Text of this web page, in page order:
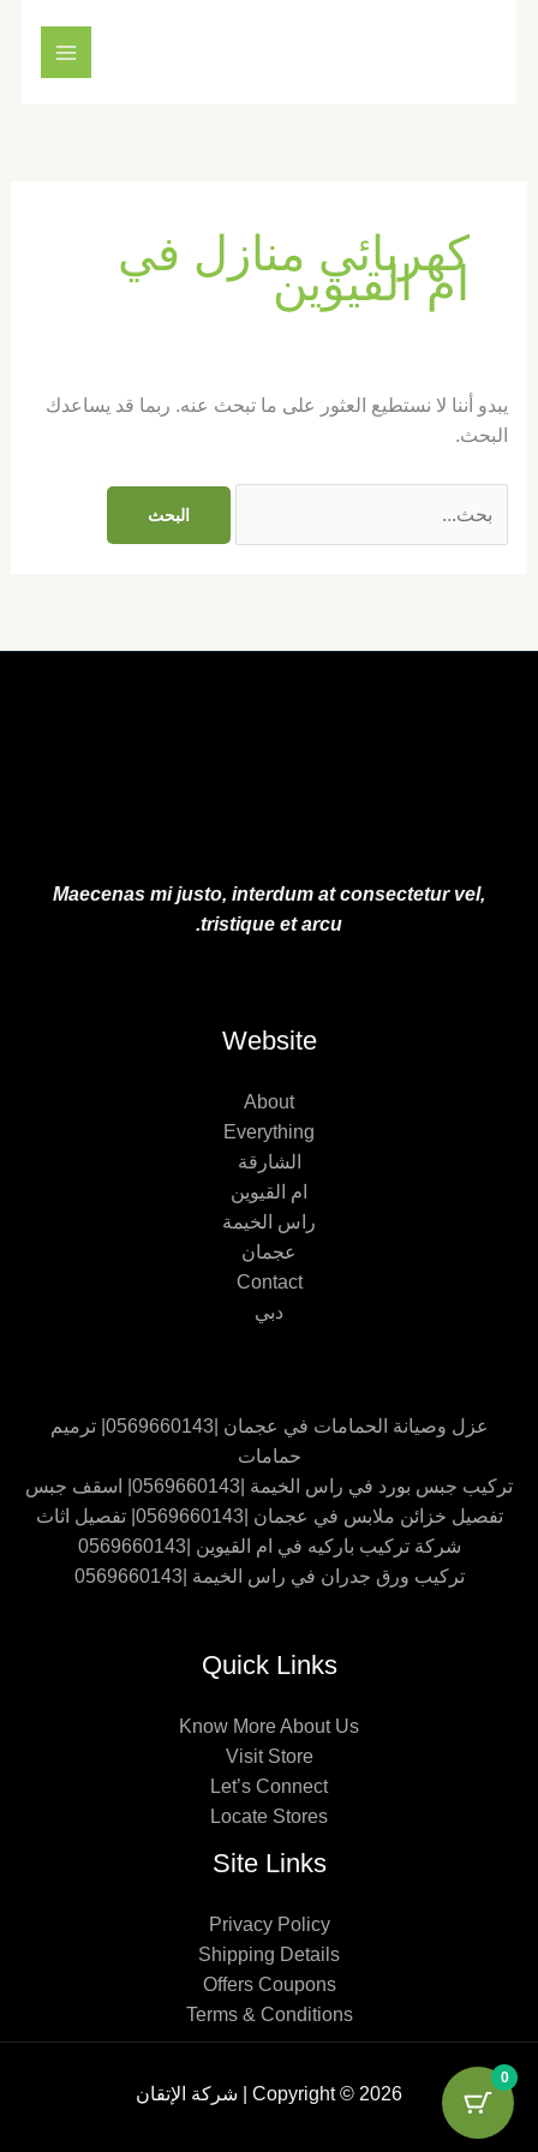
كهربائي منازل في
ام القيوين
يبدو أننا لا نستطيع العثور على ما تبحث عنه. ربما قد يساعدك
البحث.
Maecenas mi justo, interdum at consectetur vel,
tristique et arcu.
Website
About
Everything
الشارقة
ام القيوين
راس الخيمة
عجمان
Contact
دبي
عزل وصيانة الحمامات في عجمان |0569660143| ترميم
حمامات
تركيب جبس بورد في راس الخيمة |0569660143| اسقف جبس
تفصيل خزائن ملابس في عجمان |0569660143| تفصيل اثاث
شركة تركيب باركيه في ام القيوين |0569660143
تركيب ورق جدران في راس الخيمة |0569660143
Quick Links
Know More About Us
Visit Store
Let’s Connect
Locate Stores
Site Links
Privacy Policy
Shipping Details
Offers Coupons
Terms & Conditions
Copyright © 2026 | شركة الإتقان
0